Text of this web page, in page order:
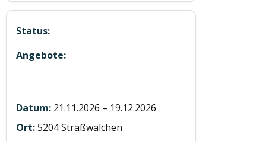
21.11.2026 – 19.12.2026
5204 Straßwalchen